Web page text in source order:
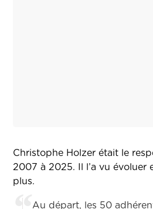
Christophe Holzer était le
2007 à 2025. Il l’a vu évoluer
plus.
Au départ, les 50